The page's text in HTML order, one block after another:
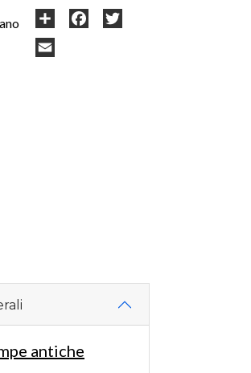
Share Facebook
antiche